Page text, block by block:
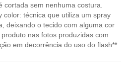
sem nenhuma costura.
color: técnica que utiliza um spray
deixando o tecido com alguma cor
nas fotos produzidas com
em decorrência do uso do flash**